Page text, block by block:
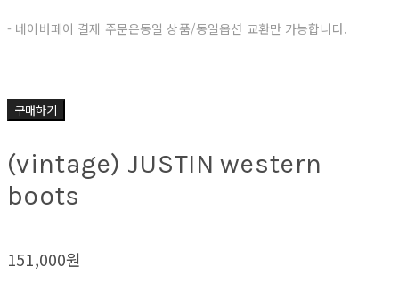
- 네이버페이 결제 주문은동일 상품/동일옵션 교환만 가능합니다.
구매하기
(vintage) JUSTIN western
boots
151,000원